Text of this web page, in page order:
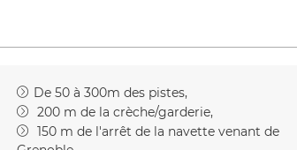
De 50 à 300m des pistes
200 m de la crèche/garderie
150 m de l'arrêt de la navette venant de